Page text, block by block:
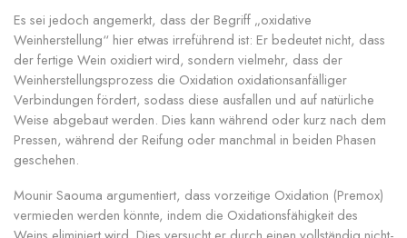
Es sei jedoch angemerkt, dass der Begriff „oxidative
Weinherstellung“ hier etwas irreführend ist: Er bedeutet nicht, dass
der fertige Wein oxidiert wird, sondern vielmehr, dass der
Weinherstellungsprozess die Oxidation oxidationsanfälliger
Verbindungen fördert, sodass diese ausfallen und auf natürliche
Weise abgebaut werden. Dies kann während oder kurz nach dem
Pressen, während der Reifung oder manchmal in beiden Phasen
geschehen.
Mounir Saouma argumentiert, dass vorzeitige Oxidation (Premox)
vermieden werden könnte, indem die Oxidationsfähigkeit des